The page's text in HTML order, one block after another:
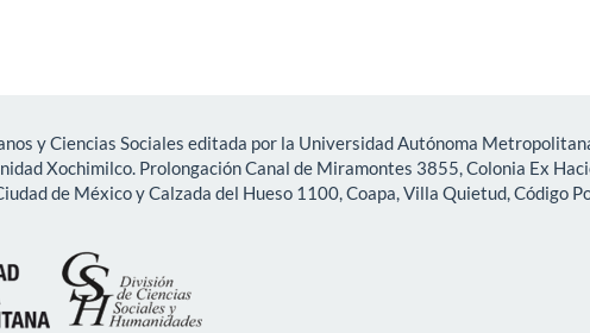
y Ciencias Sociales editada por la Universidad Autónoma
Xochimilco. Prolongación Canal de Miramontes 3855, Colonia Ex
de México y Calzada del Hueso 1100, Coapa, Villa Quietud, Código